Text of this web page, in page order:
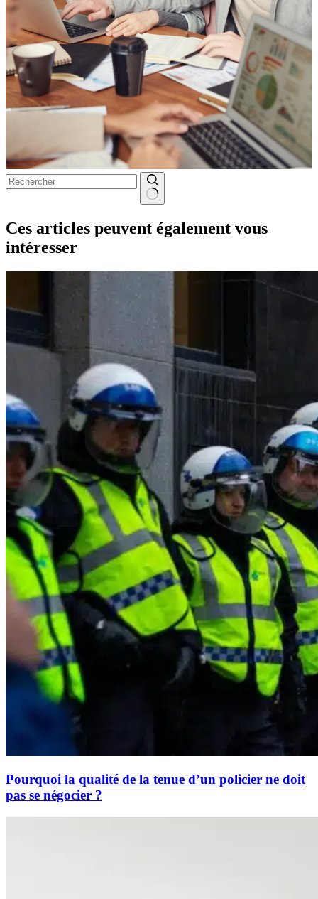
résultat
Ces articles peuvent également vous
intéresser
Pourquoi la qualité de la tenue d’un policier ne doit
pas se négocier ?